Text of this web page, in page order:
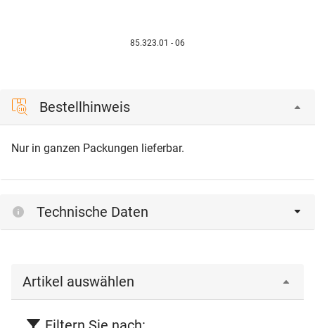
85.323.01 - 06
Bestellhinweis
Nur in ganzen Packungen lieferbar.
Technische Daten
Artikel auswählen